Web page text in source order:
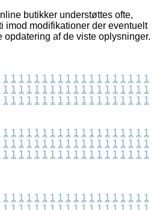
butikker understøttes ofte,
imod modifikationer der eventuelt
af de viste oplysninger.
1 1 1 1 1 1 1 1 1 1 1 1 1 1 1 1 1 1 1
1 1 1 1 1 1 1 1 1 1 1 1 1 1 1 1 1 1 1
1 1 1 1 1 1 1 1 1 1 1 1 1 1 1 1 1 1 1
1 1 1 1 1 1 1 1 1 1 1 1 1 1 1 1 1 1 1
1 1 1 1 1 1 1 1 1 1 1 1 1 1 1 1 1 1 1
1 1 1 1 1 1 1 1 1 1 1 1 1 1 1 1 1 1 1
1 1 1 1 1 1 1 1 1 1 1 1 1 1 1 1 1 1 1